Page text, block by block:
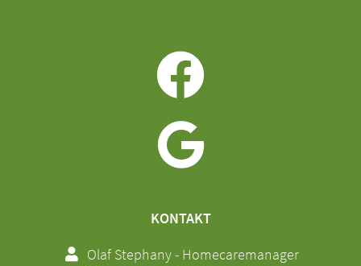
KONTAKT
Olaf Stephany - Homecaremanager